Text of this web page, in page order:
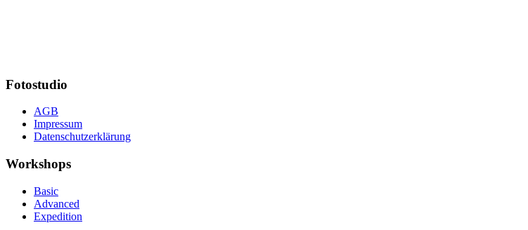
Fotostudio
AGB
Impressum
Datenschutzerklärung
Workshops
Basic
Advanced
Expedition